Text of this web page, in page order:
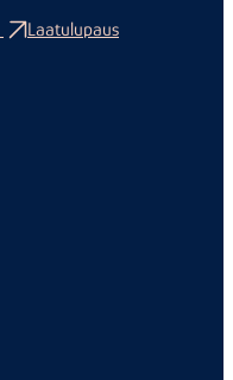
Laatulupaus